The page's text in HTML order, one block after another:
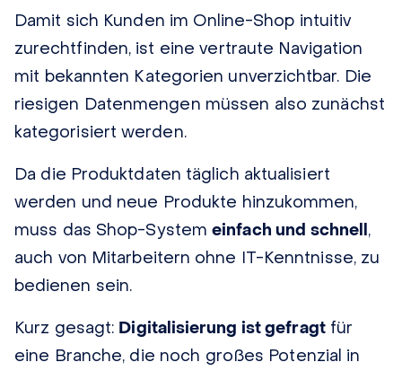
Damit sich Kunden im Online-Shop intuitiv
zurechtfinden, ist eine vertraute Navigation
mit bekannten Kategorien unverzichtbar. Die
riesigen Datenmengen müssen also zunächst
kategorisiert werden.
Da die Produktdaten täglich aktualisiert
werden und neue Produkte hinzukommen,
muss das Shop-Systemeinfach und schnell,
auch von Mitarbeitern ohne IT-Kenntnisse, zu
bedienen sein.
Kurz gesagt: Digitalisierung ist gefragtfür
eine Branche, die noch großes Potenzial in